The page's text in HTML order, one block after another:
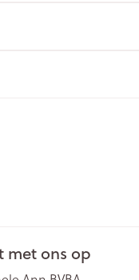
met ons op